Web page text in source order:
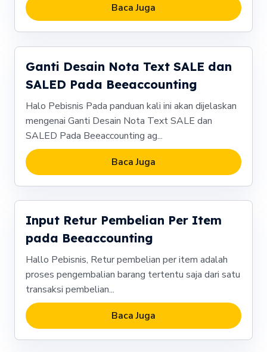
Baca Juga
Ganti Desain Nota Text SALE dan
SALED Pada Beeaccounting
Halo Pebisnis Pada panduan kali ini akan dijelaskan
mengenai Ganti Desain Nota Text SALE dan
SALED Pada Beeaccounting ag...
Baca Juga
Input Retur Pembelian Per Item
pada Beeaccounting
Hallo Pebisnis, Retur pembelian per item adalah
proses pengembalian barang tertentu saja dari satu
transaksi pembelian...
Baca Juga